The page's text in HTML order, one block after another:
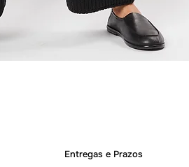
Entregas e Prazos